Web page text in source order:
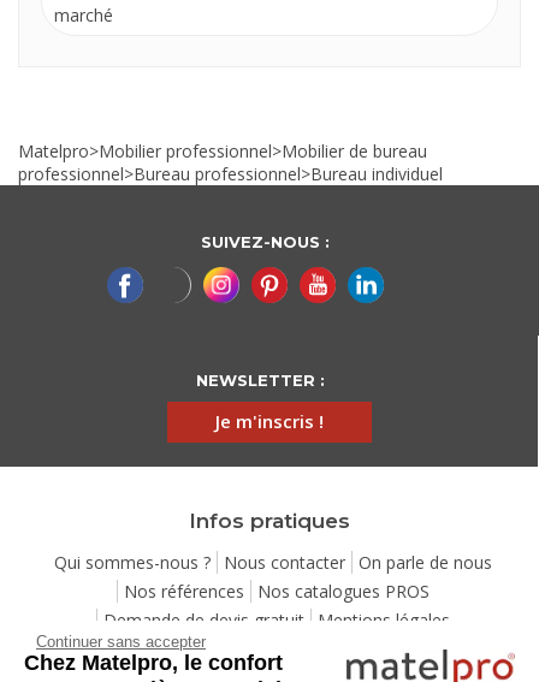
marché
Matelpro>Mobilier professionnel>Mobilier de bureau
professionnel>Bureau professionnel>Bureau individuel
SUIVEZ-NOUS :
NEWSLETTER :
Je m'inscris !
Infos pratiques
Qui sommes-nous ? Nous contacter
On parle de nous
Nos références
Nos catalogues PROS
Demande de devis gratuit
Mentions légales
Conditions générales de vente
Protection de la vie privée
Continuer sans accepter
Chez Matelpro, le confort